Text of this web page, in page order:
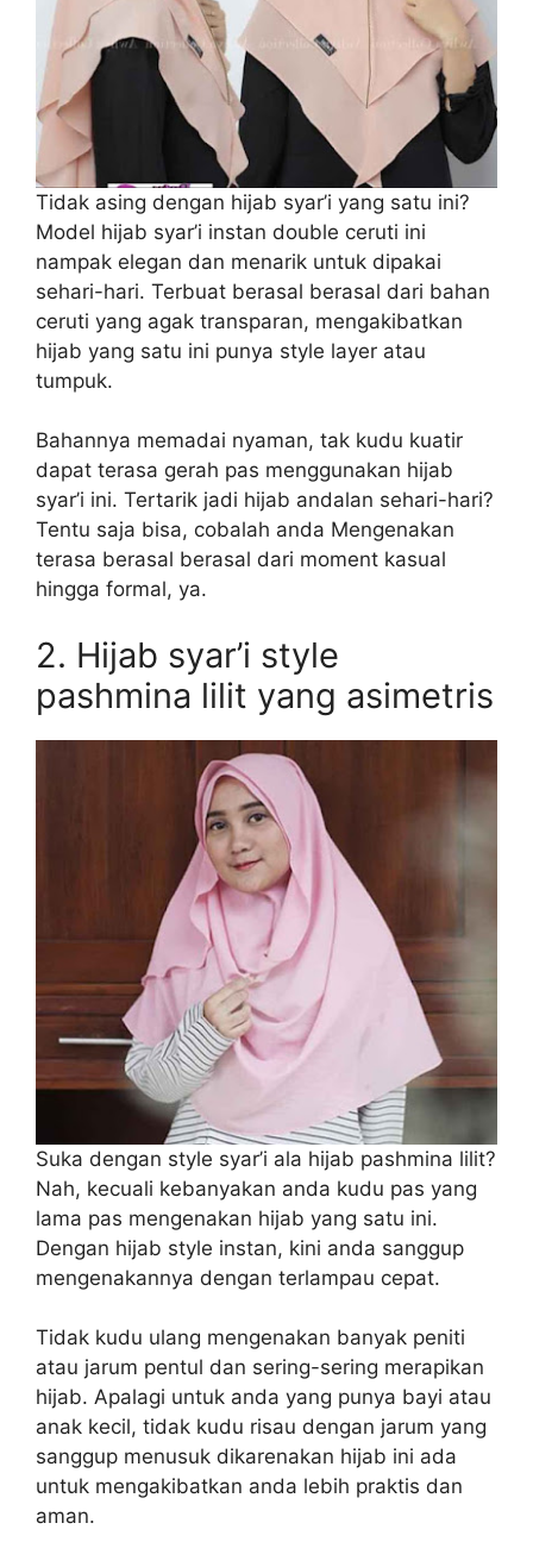
Tidak asing dengan hijab syar’i yang satu ini?
Model hijab syar’i instan double ceruti ini
nampak elegan dan menarik untuk dipakai
sehari-hari. Terbuat berasal berasal dari bahan
ceruti yang agak transparan, mengakibatkan
hijab yang satu ini punya style layer atau
tumpuk.
Bahannya memadai nyaman, tak kudu kuatir
dapat terasa gerah pas menggunakan hijab
syar’i ini. Tertarik jadi hijab andalan sehari-hari?
Tentu saja bisa, cobalah anda Mengenakan
terasa berasal berasal dari moment kasual
hingga formal, ya.
2. Hijab syar’i style
pashmina lilit yang asimetris
Suka dengan style syar’i ala hijab pashmina lilit?
Nah, kecuali kebanyakan anda kudu pas yang
lama pas mengenakan hijab yang satu ini.
Dengan hijab style instan, kini anda sanggup
mengenakannya dengan terlampau cepat.
Tidak kudu ulang mengenakan banyak peniti
atau jarum pentul dan sering-sering merapikan
hijab. Apalagi untuk anda yang punya bayi atau
anak kecil, tidak kudu risau dengan jarum yang
sanggup menusuk dikarenakan hijab ini ada
untuk mengakibatkan anda lebih praktis dan
aman.